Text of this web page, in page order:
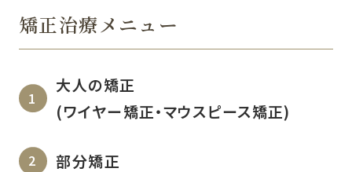
矯正治療メニュー
大人の矯正
(ワイヤー矯正・マウスピース矯正)
部分矯正